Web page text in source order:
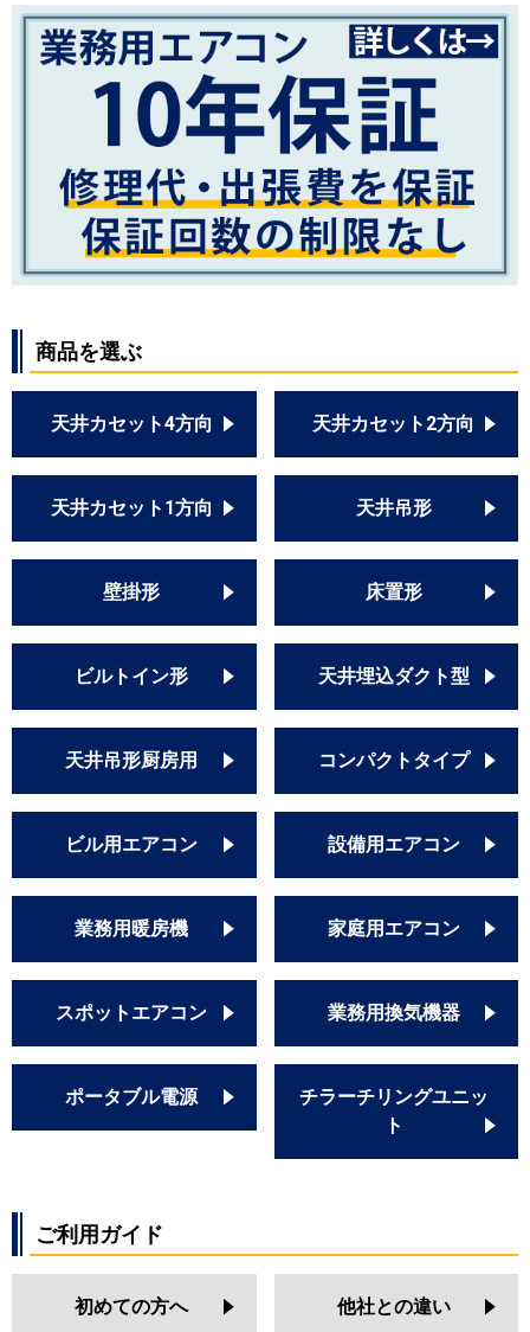
商品を選ぶ
天井カセット4方向 天井カセット2方向
天井カセット1方向 天井吊形
壁掛形 床置形
ビルトイン形 天井埋込ダクト型
天井吊形厨房用 コンパクトタイプ
ビル用エアコン 設備用エアコン
業務用暖房機 家庭用エアコン
スポットエアコン 業務用換気機器
ポータブル電源
チラーチリングユニッ
ト
ご利用ガイド
初めての方へ 他社との違い